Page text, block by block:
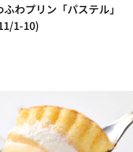
わプリン「パステル」
1-10)